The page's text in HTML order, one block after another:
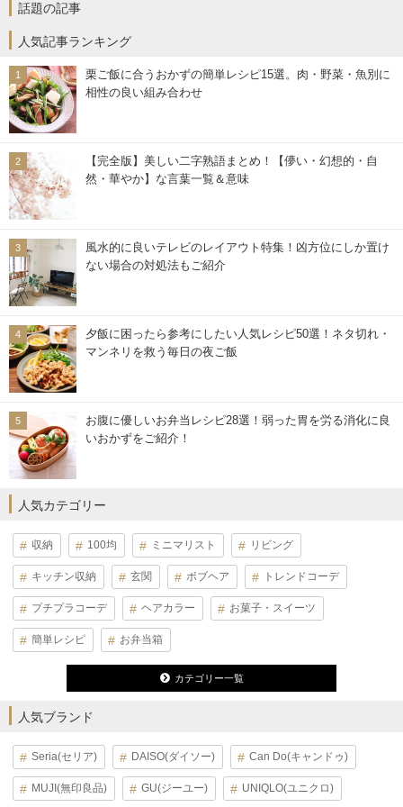
話題の記事
人気記事ランキング
栗ご飯に合うおかずの簡単レシピ15選。肉・野菜・魚別に
相性の良い組み合わせ
【完全版】美しい二字熟語まとめ！【儚い・幻想的・自
然・華やか】な言葉一覧＆意味
風水的に良いテレビのレイアウト特集！凶方位にしか置け
ない場合の対処法もご紹介
夕飯に困ったら参考にしたい人気レシピ50選！ネタ切れ・
マンネリを救う毎日の夜ご飯
お腹に優しいお弁当レシピ28選！弱った胃を労る消化に良
いおかずをご紹介！
人気カテゴリー
収納 100均 ミニマリスト リビング
キッチン収納 玄関 ボブヘア トレンドコーデ
プチプラコーデ ヘアカラー お菓子・スイーツ
簡単レシピ お弁当箱
カテゴリー一覧
人気ブランド
Seria(セリア) DAISO(ダイソー) Can Do(キャンドゥ)
MUJI(無印良品) GU(ジーユー) UNIQLO(ユニクロ)